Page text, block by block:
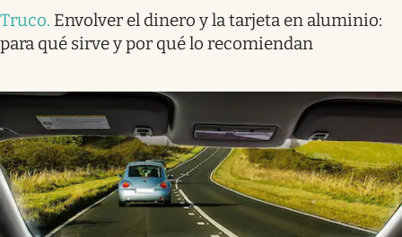
Truco. Envolver el dinero y la tarjeta en aluminio:
para qué sirve y por qué lo recomiendan